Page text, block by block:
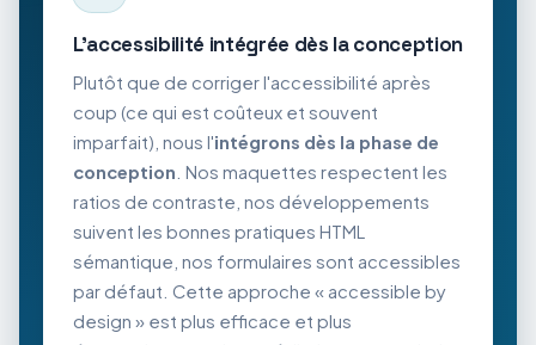
L'accessibilité intégrée dès la conception
Plutôt que de corriger l'accessibilité après
coup (ce qui est coûteux et souvent
imparfait), nous l'intégrons dès la phase de
conception . Nos maquettes respectent les
ratios de contraste, nos développements
suivent les bonnes pratiques HTML
sémantique, nos formulaires sont accessibles
par défaut. Cette approche « accessible by
design » est plus efficace et plus